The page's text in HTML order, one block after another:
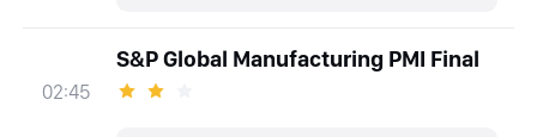
02:45
S&P Global Manufacturing PMI Final